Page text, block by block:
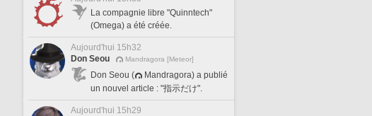
La compagnie libre "Quinntech"
(Omega) a été créée.
Aujourd'hui 15h32
Don Seou
Mandragora [Meteor]
Don Seou (
Mandragora) a publié
un nouvel article : "指示だけ".
Aujourd'hui 15h29